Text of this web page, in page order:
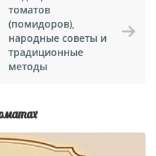
томатов
(помидоров),
народные советы и
традиционные
методы